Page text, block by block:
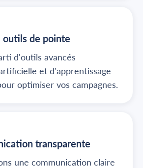
outils de pointe
d'outils avancés
et d'apprentissage
optimiser vos campagnes.
transparente
une communication claire